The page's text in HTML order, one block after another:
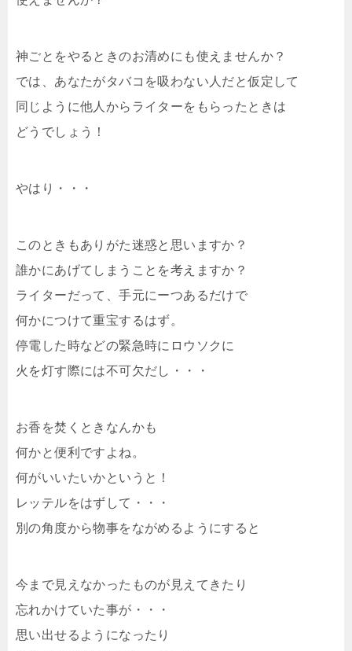
神ごとをやるときのお清めにも使えませんか？
では、あなたがタバコを吸わない人だと仮定して
同じように他人からライターをもらったときは
どうでしょう！
やはり・・・
このときもありがた迷惑と思いますか？
誰かにあげてしまうことを考えますか？
ライターだって、手元にーつあるだけで
何かにつけて重宝するはず。
停電した時などの緊急時にロウソクに
火を灯す際には不可欠だし・・・
お香を焚くときなんかも
何かと便利ですよね。
何がいいたいかというと！
レッテルをはずして・・・
別の角度から物事をながめるようにすると
今まで見えなかったものが見えてきたり
忘れかけていた事が・・・
思い出せるようになったり